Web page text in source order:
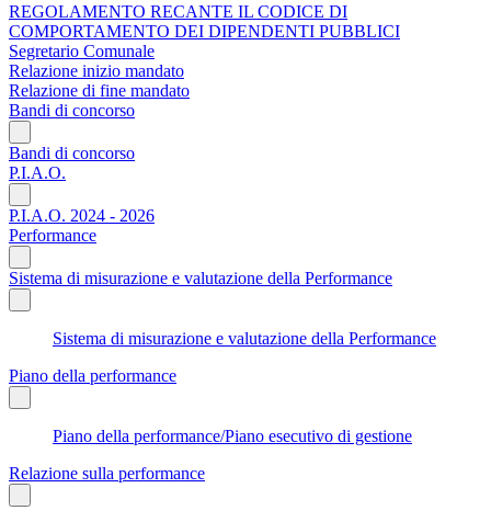
REGOLAMENTO RECANTE IL CODICE DI
COMPORTAMENTO DEI DIPENDENTI PUBBLICI
Segretario Comunale
Relazione inizio mandato
Relazione di fine mandato
Bandi di concorso
Bandi di concorso
P.I.A.O.
P.I.A.O. 2024 - 2026
Performance
Sistema di misurazione e valutazione della Performance
Sistema di misurazione e valutazione della Performance
Piano della performance
Piano della performance/Piano esecutivo di gestione
Relazione sulla performance